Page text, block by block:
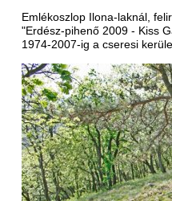
Emlékoszlop Ilona-laknál,
"Erdész-pihenő 2009 - Kiss
1974-2007-ig a cseresi